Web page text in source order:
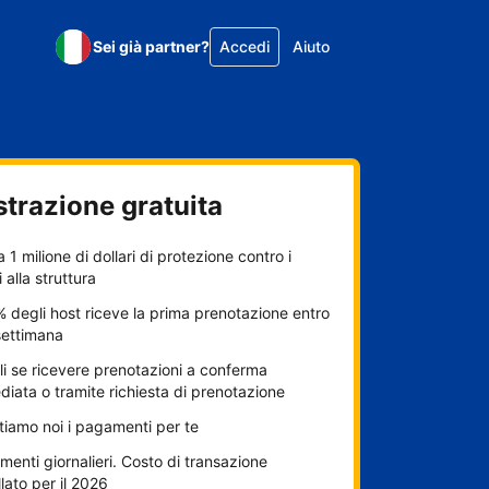
Sei già partner? Accedi Aiuto
gratuita
1 milione di dollari di protezione contro i
alla struttura
degli host riceve la prima prenotazione entro
se ricevere prenotazioni a conferma
o tramite richiesta di prenotazione
noi i pagamenti per te
giornalieri. Costo di transazione
per il 2026